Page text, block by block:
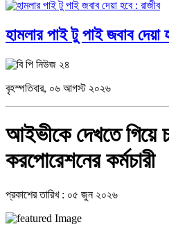
হামলার পাই টু পাই জবাব দেয়া
বৃহস্পতিবার, ০৬ আগস্ট ২০২৬
আইভীকে দেখতে গিয়ে
করপোরেশনের কর্মচারী
প্রকাশের তারিখ : ০৫ জুন ২০২৬